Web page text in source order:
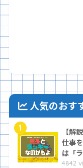
人気のおす
1
【解
仕事
は「
4842